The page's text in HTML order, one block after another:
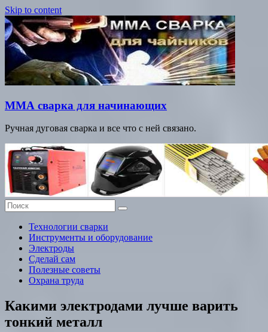
Skip to content
ММА сварка для начинающих
Ручная дуговая сварка и все что с ней связано.
Технологии сварки
Инструменты и оборудование
Электроды
Сделай сам
Полезные советы
Охрана труда
Какими электродами лучше варить
тонкий металл